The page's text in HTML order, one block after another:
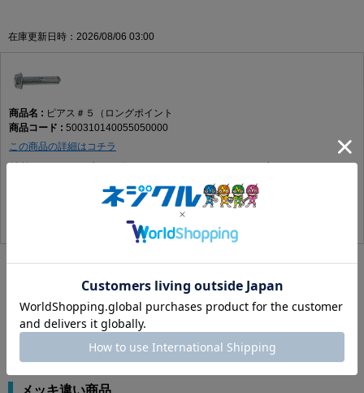
在庫更新日時：2026/08/06 03:00
ピアス＃５（ロングポイント
500310140055050000
この商品の詳細はコチラ
48.04円(税込) 43.68円(税抜)
※カート内の在庫表示は、小箱在庫のみの表示になります。 ※下記リストは在
庫がある商品を表示しております。
該当する代替商品はありません。
メッキ違い商品